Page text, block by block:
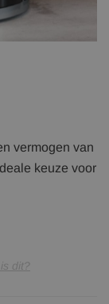
vermogen van
keuze voor
dit?